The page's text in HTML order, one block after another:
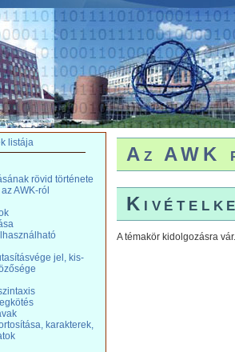
listája
rövid története
AWK-ról
jel, kis-
karakterek,
Az AWK
A témakör kidolgozásra vár.